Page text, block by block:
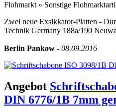
Flohmarkt » Sonstige
Zwei neue Exsikkator-Platten -
Technik Germany 188a/190
Berlin Pankow - 08.09.2016
Angebot
DIN 6776/1B 7mm